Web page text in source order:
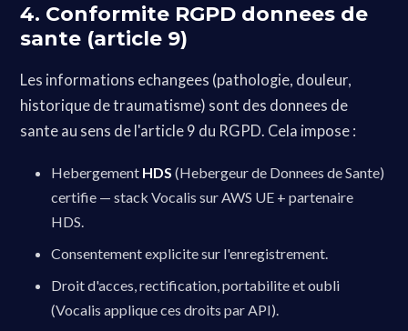
4. Conformite RGPD donnees de
sante (article 9)
Les informations echangees (pathologie, douleur,
historique de traumatisme) sont des donnees de
sante au sens de l'article 9 du RGPD. Cela impose :
Hebergement HDS (Hebergeur de Donnees de Sante)
certifie — stack Vocalis sur AWS UE + partenaire
HDS.
Consentement explicite sur l'enregistrement.
Droit d'acces, rectification, portabilite et oubli
(Vocalis applique ces droits par API).